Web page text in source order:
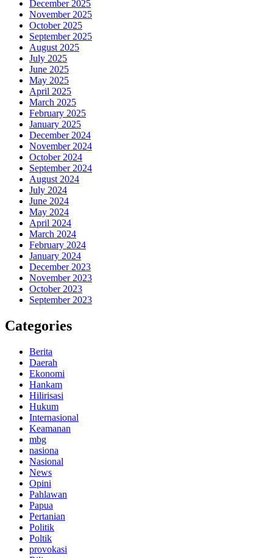
December 2025
November 2025
October 2025
September 2025
August 2025
July 2025
June 2025
May 2025
April 2025
March 2025
February 2025
January 2025
December 2024
November 2024
October 2024
September 2024
August 2024
July 2024
June 2024
May 2024
April 2024
March 2024
February 2024
January 2024
December 2023
November 2023
October 2023
September 2023
Categories
Berita
Daerah
Ekonomi
Hankam
Hilirisasi
Hukum
Internasional
Keamanan
mbg
nasiona
Nasional
News
Opini
Pahlawan
Papua
Pertanian
Politik
Poltik
provokasi